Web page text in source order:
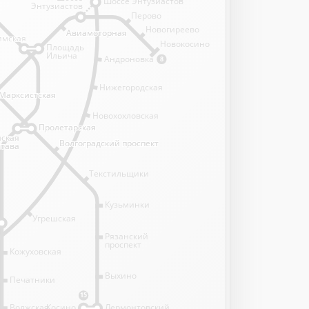
8
15
Андроновка
Нижегородская
Новохохловская
Угрешская
Текстильщики
Кузьминки
Рязанский
проспект
Выхино
Лермонтовский
Кожуховская
Печатники
Волжская
Перово
Новогиреево
Новокосино
Площадь
Ильича
Пролетарская
Пролетарская
Волгоградский проспект
Волгоградский проспект
Авиамоторная
Авиамоторная
Энтузиастов
Косино